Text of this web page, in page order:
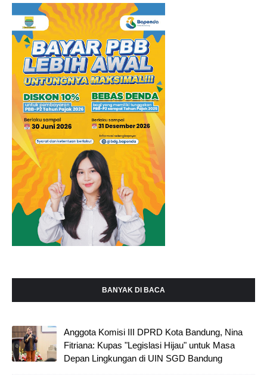
BANYAK DI BACA
Anggota Komisi III DPRD Kota Bandung, Nina
Fitriana: Kupas "Legislasi Hijau" untuk Masa
Depan Lingkungan di UIN SGD Bandung